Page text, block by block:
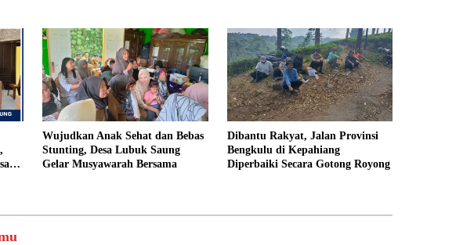
Wujudkan Anak Sehat dan Bebas
Stunting, Desa Lubuk Saung
Gelar Musyawarah Bersama
Dibantu Rakyat, Jalan Provinsi
Bengkulu di Kepahiang
Diperbaiki Secara Gotong Royong